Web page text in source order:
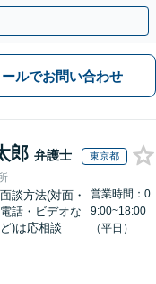
く対応！
ールでお問い合わせ
郎 弁護士 東京都
面談方法(対面・
電話・ビデオな
ど)は応相談
営業時間：0
9:00~18:00
（平日）